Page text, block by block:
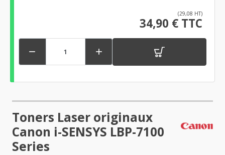
(29,08 HT)
34,90 € TTC
 
Toners Laser originaux
Canon i-SENSYS LBP-7100
Series